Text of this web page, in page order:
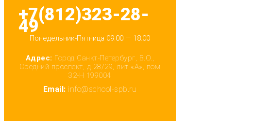
+7(812)323-28-
49
Понедельник-Пятница 09:00 — 18:00
Адрес: Город Санкт-Петербург, В.О.,
Средний проспект, д 28/29, лит «А», пом
32-Н 199004
Email: info@school-spb.ru